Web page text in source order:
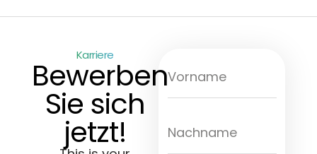
Karriere
Bewerben
Sie sich
jetzt!